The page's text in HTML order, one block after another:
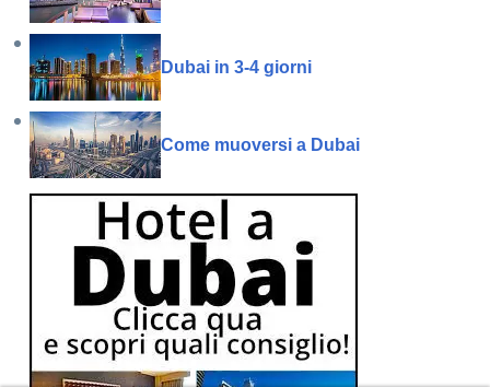
Dubai in 3-4 giorni
Come muoversi a Dubai